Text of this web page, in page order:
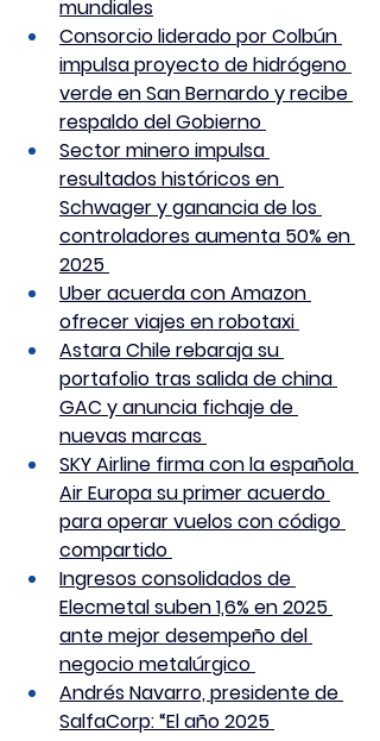
mundiales
Consorcio liderado por Colbún
impulsa proyecto de hidrógeno
verde en San Bernardo y recibe
respaldo del Gobierno
Sector minero impulsa
resultados históricos en
Schwager y ganancia de los
controladores aumenta 50% en
2025
Uber acuerda con Amazon
ofrecer viajes en robotaxi
Astara Chile rebaraja su
portafolio tras salida de china
GAC y anuncia fichaje de
nuevas marcas
SKY Airline firma con la española
Air Europa su primer acuerdo
para operar vuelos con código
compartido
Ingresos consolidados de
Elecmetal suben 1,6% en 2025
ante mejor desempeño del
negocio metalúrgico
Andrés Navarro, presidente de
SalfaCorp: “El año 2025